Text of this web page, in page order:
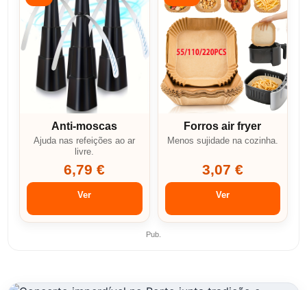
Anti-moscas
Ajuda nas refeições ao ar
livre.
6,79 €
Ver
Forros air fryer
Menos sujidade na cozinha.
3,07 €
Ver
Pub.